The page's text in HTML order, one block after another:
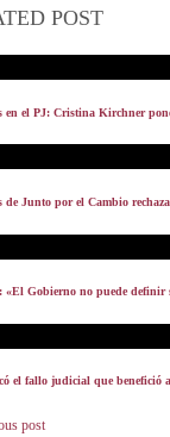
POST
en el PJ: Cristina Kirchner
de Junto por el Cambio
«El Gobierno no puede definir
el fallo judicial que benefició
post